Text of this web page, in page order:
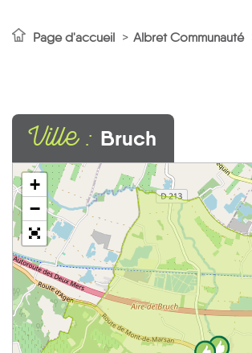
Page d'accueil Albret Communauté
Ville : Bruch
+
−